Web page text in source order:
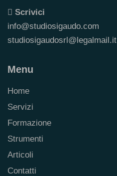
Scrivici
info@studiosigaudo.com
studiosigaudosrl@legalmail.it
Menu
Home
Servizi
Formazione
Strumenti
Articoli
Contatti